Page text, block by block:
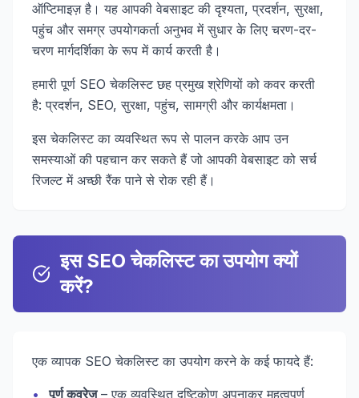
ऑप्टिमाइज़ है। यह आपकी वेबसाइट की दृश्यता, प्रदर्शन, सुरक्षा,
पहुंच और समग्र उपयोगकर्ता अनुभव में सुधार के लिए चरण-दर-
चरण मार्गदर्शिका के रूप में कार्य करती है।
हमारी पूर्ण SEO चेकलिस्ट छह प्रमुख श्रेणियों को कवर करती
है: प्रदर्शन, SEO, सुरक्षा, पहुंच, सामग्री और कार्यक्षमता।
इस चेकलिस्ट का व्यवस्थित रूप से पालन करके आप उन
समस्याओं की पहचान कर सकते हैं जो आपकी वेबसाइट को सर्च
रिजल्ट में अच्छी रैंक पाने से रोक रही हैं।
इस SEO चेकलिस्ट का उपयोग क्यों
करें?
एक व्यापक SEO चेकलिस्ट का उपयोग करने के कई फायदे हैं:
• पूर्ण कवरेज– एक व्यवस्थित दृष्टिकोण अपनाकर महत्वपूर्ण